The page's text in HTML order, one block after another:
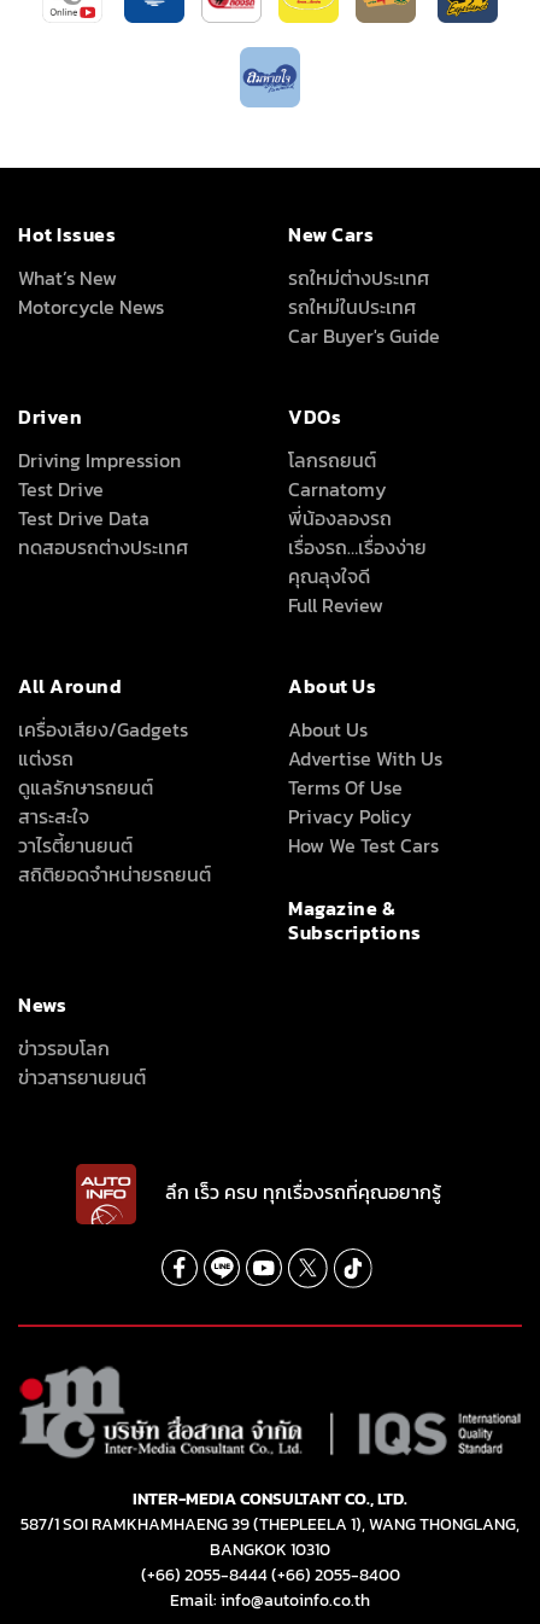
Hot Issues
What’s New
Motorcycle News
New Cars
รถใหม่ต่างประเทศ
รถใหม่ในประเทศ
Car Buyer's Guide
Driven
Driving Impression
Test Drive
Test Drive Data
ทดสอบรถต่างประเทศ
VDOs
โลกรถยนต์
Carnatomy
พี่น้องลองรถ
เรื่องรถ…เรื่องง่าย
คุณลุงใจดี
Full Review
All Around
เครื่องเสียง/Gadgets
แต่งรถ
ดูแลรักษารถยนต์
สาระสะใจ
วาไรตี้ยานยนต์
สถิติยอดจำหน่ายรถยนต์
About Us
About Us
Advertise With Us
Terms Of Use
Privacy Policy
How We Test Cars
Magazine &
Subscriptions
News
ข่าวรอบโลก
ข่าวสารยานยนต์
ลึก เร็ว ครบ ทุกเรื่องรถที่คุณอยากรู้
INTER-MEDIA CONSULTANT CO., LTD.
587/1 SOI RAMKHAMHAENG 39 (THEPLEELA 1), WANG THONGLANG,
BANGKOK 10310
(+66) 2055-8444(+66) 2055-8400
Email: info@autoinfo.co.th